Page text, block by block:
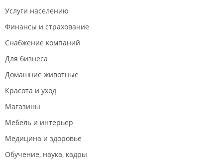
Услуги населению
Финансы и страхование
Снабжение компаний
Для бизнеса
Домашние животные
Красота и уход
Магазины
Мебель и интерьер
Медицина и здоровье
Обучение, наука, кадры